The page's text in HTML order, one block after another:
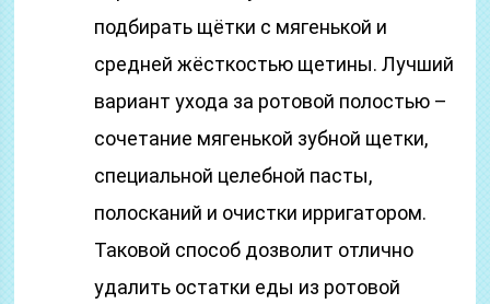
подбирать щётки с мягенькой и
средней жёсткостью щетины. Лучший
вариант ухода за ротовой полостью –
сочетание мягенькой зубной щетки,
специальной целебной пасты,
полосканий и очистки ирригатором.
Таковой способ дозволит отлично
удалить остатки еды из ротовой